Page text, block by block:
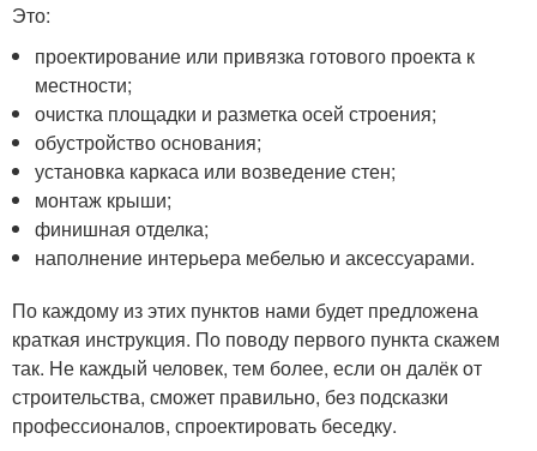
Это:
проектирование или привязка готового проекта к
местности;
очистка площадки и разметка осей строения;
обустройство основания;
установка каркаса или возведение стен;
монтаж крыши;
финишная отделка;
наполнение интерьера мебелью и аксессуарами.
По каждому из этих пунктов нами будет предложена
краткая инструкция. По поводу первого пункта скажем
так. Не каждый человек, тем более, если он далёк от
строительства, сможет правильно, без подсказки
профессионалов, спроектировать беседку.